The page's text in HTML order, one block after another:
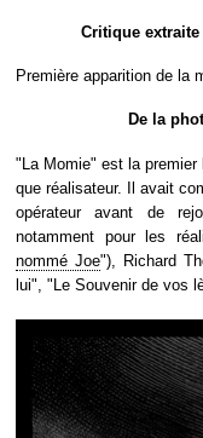
Critique extraite
Première apparition de la
De la
"La Momie" est la premier
que réalisateur. Il avait
opérateur avant de
notamment pour les
nommé Joe"), Richard
lui", "Le Souvenir de vos